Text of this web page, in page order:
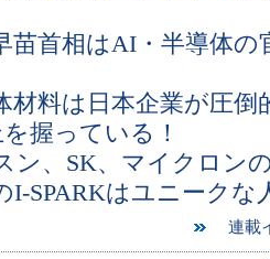
首相はAI・半導体の
料は日本企業が圧倒
握っている！
、SK、マイクロン
SPARKはユニークな
連載